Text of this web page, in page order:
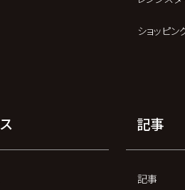
ショッピン
記事
記事